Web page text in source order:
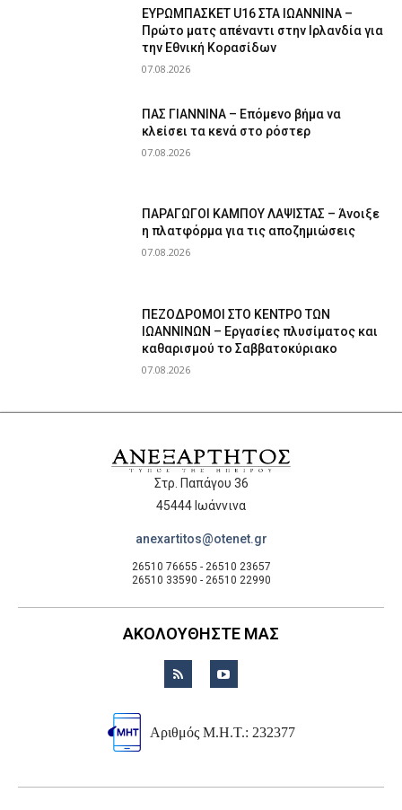
ΕΥΡΩΜΠΑΣΚΕΤ U16 ΣΤΑ ΙΩΑΝΝΙΝΑ –
Πρώτο ματς απέναντι στην Ιρλανδία για
την Εθνική Κορασίδων
07.08.2026
ΠΑΣ ΓΙΑΝΝΙΝΑ – Επόμενο βήμα να
κλείσει τα κενά στο ρόστερ
07.08.2026
ΠΑΡΑΓΩΓΟΙ ΚΑΜΠΟΥ ΛΑΨΙΣΤΑΣ – Άνοιξε
η πλατφόρμα για τις αποζημιώσεις
07.08.2026
ΠΕΖΟΔΡΟΜΟΙ ΣΤΟ ΚΕΝΤΡΟ ΤΩΝ
ΙΩΑΝΝΙΝΩΝ – Εργασίες πλυσίματος και
καθαρισμού το Σαββατοκύριακο
07.08.2026
Στρ. Παπάγου 36
45444 Ιωάννινα
anexartitos@otenet.gr
26510 76655 - 26510 23657
26510 33590 - 26510 22990
ΑΚΟΛΟΥΘΗΣΤΕ ΜΑΣ
Αριθμός Μ.Η.Τ.: 232377